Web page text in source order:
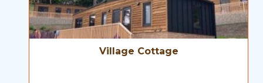
Village Cottage